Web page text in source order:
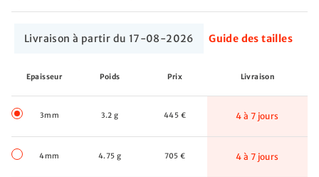
Livraison à partir du 17-08-2026 Guide des tailles
Epaisseur Poids Prix Livraison
3mm 3.2 g 445 € 4 à 7 jours
4mm 4.75 g 705 € 4 à 7 jours